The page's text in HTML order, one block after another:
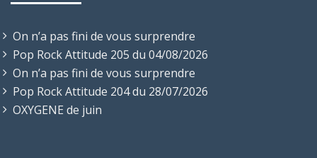
On n’a pas fini de vous surprendre
Pop Rock Attitude 205 du 04/08/2026
On n’a pas fini de vous surprendre
Pop Rock Attitude 204 du 28/07/2026
OXYGENE de juin